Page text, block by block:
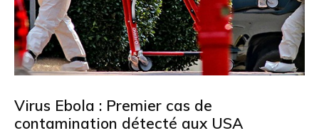
Virus Ebola : Premier cas de
contamination détecté aux USA